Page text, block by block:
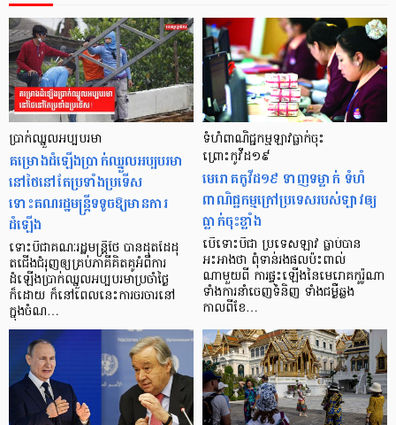
ប្រាក់ឈ្នួលអប្បបរមា
គម្រោងដំឡើងប្រាក់ឈ្នួលអប្បបរមា
នៅថៃនៅតែប្រទាំងប្រទើស
ទោះគណរដ្ឋមន្រ្តីទទូចឱ្យមានការ
ដំឡើង
ទោះបីជាគណៈរដ្ឋមន្រ្តីថៃ បានដុតដៃដុ
តជើងជំរុញឲ្យគ្រប់ភាគីគិតគូអំពីការ
ដំឡើងប្រាក់ឈ្នួលអប្បបរមាប្រចាំថ្ងៃ
ក៏ដោយ ក៏នៅពេលនេះការចរចារនៅ
ក្នុងចំណ…
ទំហំពាណិជ្ជកម្មឡាវធ្លាក់ចុះ
ព្រោះកូវីដ១៩
មេរោគកូវីដ១៩ ទាញទម្លាក់ ទំហំ
ពាណិជ្ជកម្មក្រៅប្រទេសរបស់ឡាវឲ្យ
ធ្លាក់ចុះខ្លាំង
បើទោះបីជា ប្រទេសឡាវ ធ្លាប់បាន
អះអាងថា ពុំទាន់រងផលប៉ះពាល់
ណាមួយពី ការផ្ទុះឡើងនៃមេរោគកូរ៉ូណា
ទាំងការនាំចេញទំនិញ ទាំងជម្ងឺឆ្លង
កាលពីខែ…